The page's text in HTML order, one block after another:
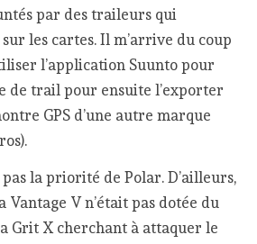
par des traileurs qui
sur les cartes. Il m’arrive du coup
l’application Suunto pour
trail pour ensuite l’exporter
GPS d’une autre marque
la priorité de Polar. D’ailleurs,
Vantage V n’était pas dotée du
Grit X cherchant à attaquer le